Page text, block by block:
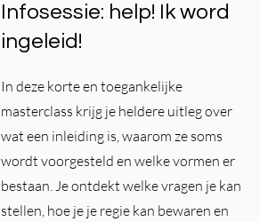
Infosessie: help! Ik word
ingeleid!
In deze korte en toegankelijke
masterclass krijg je heldere uitleg over
wat een inleiding is, waarom ze soms
wordt voorgesteld en welke vormen er
bestaan. Je ontdekt welke vragen je kan
stellen, hoe je je regie kan bewaren en